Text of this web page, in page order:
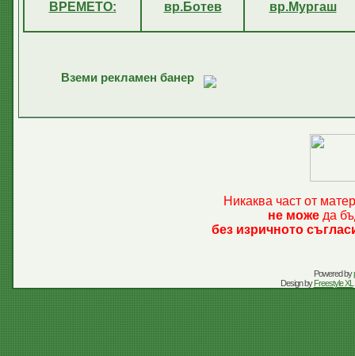
ВРЕМЕТО: вр.Ботев вр.Мургаш
Вземи рекламен банер
Никаква част от
не може да
без изричното
Powered by
Design byFreestyle XL